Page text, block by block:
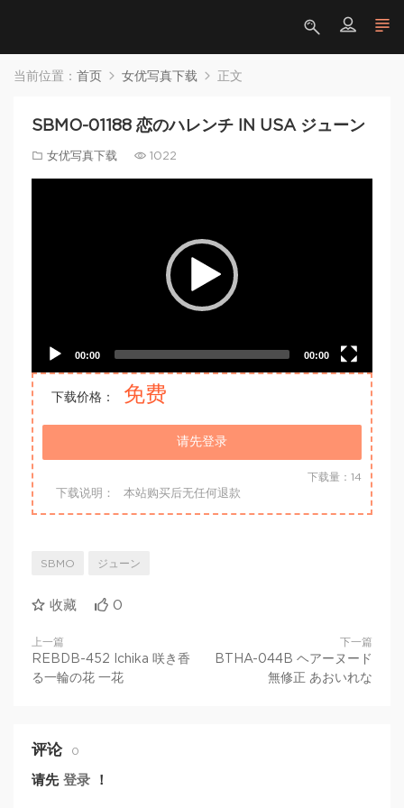
当前位置： 首页 女优写真下载 正文
SBMO-01188 恋のハレンチ IN USA ジューン
女优写真下载 1022
00:00 00:00
下载价格： 免费
请先登录
下载量：14
下载说明： 本站购买后无任何退款
SBMO ジューン
收藏 0
上一篇
REBDB-452 Ichika 咲き香
る一輪の花 一花
下一篇
BTHA-044B ヘアーヌード
無修正 あおいれな
评论 0
请先 登录 ！